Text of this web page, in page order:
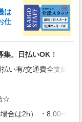
ービスSTAFF≪週
日払い有/週払い有/交
細を見る
サ高住STAFF＊見
は
仕
。日払いOK！
い有/交通費全支給(ガ
☆
合は2h） ・8:00〜